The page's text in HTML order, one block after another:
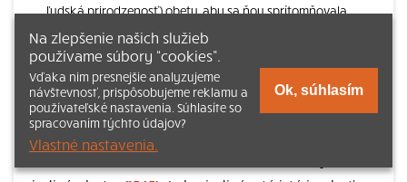
ľudská prirodzenosť) obetu, aby sa ňou sprítomňovala
krvavá [obeta], ktorá sa mala raz navždy uskutočniť na
kríži, aby jej pamiatka zostala až do konca sveta a aby sa
jej spásna sila aplikovala na odpustenie hriechov, ktorých
sa každodenne dopúšťame.“
Na zlepšenie našich služieb
používame súbory “cookies”.
Vďaka nim presnejšie analyzujeme
návštevnosť, prispôsobujeme reklamu a
používateľské nastavenia. Súhlasíte so
spracovaním týchto údajov?
Vlastné nastavenia.
Ok, súhlasím